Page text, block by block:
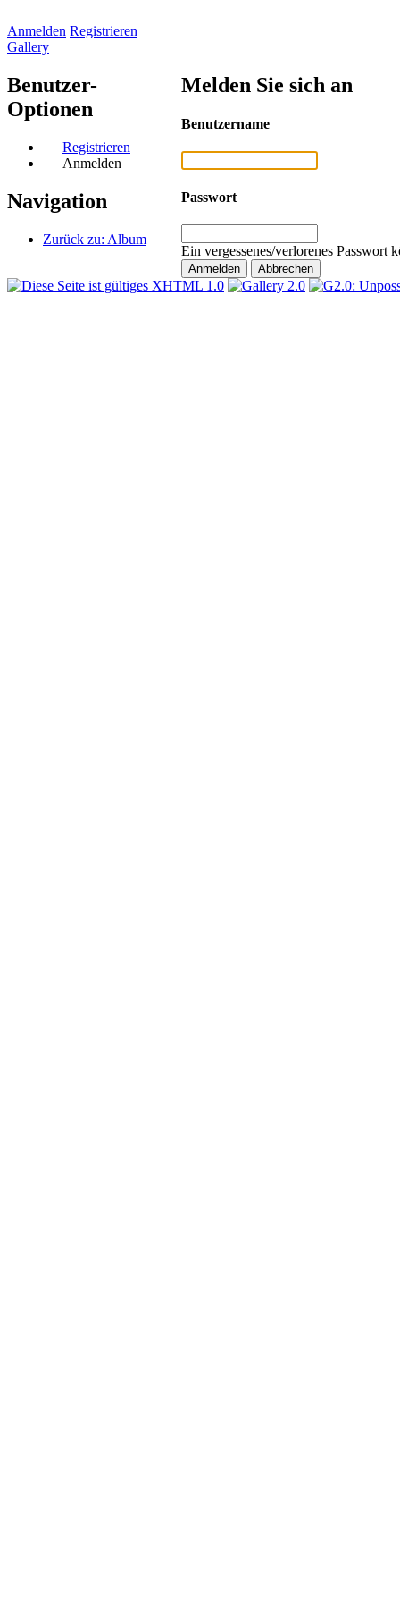
Anmelden Registrieren
Gallery
Benutzer-
Optionen
Registrieren
Anmelden
Navigation
Zurück zu: Album
Melden Sie sich an
Benutzername
Passwort
Ein vergessenes/verlorenes Passwort